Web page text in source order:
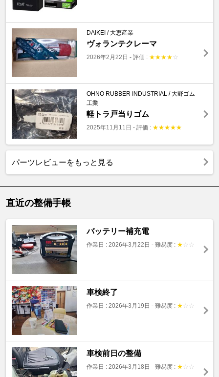
DAIKEI / 大恵産業
ヴォランテクレーマ
2026年2月22日 - 評価 : ★★★★ ☆
OHNO RUBBER INDUSTRIAL / 大野ゴム
工業
軽トラ戸当りゴム
2025年11月11日 - 評価 : ★★★★★
パーツレビューをもっと見る
直近の整備手帳
バッテリー補充電
作業日 : 2026年3月22日 - 難易度 : ★ ☆ ☆
車検終了
作業日 : 2026年3月19日 - 難易度 : ★ ☆ ☆
車検前日の整備
作業日 : 2026年3月18日 - 難易度 : ★ ☆ ☆